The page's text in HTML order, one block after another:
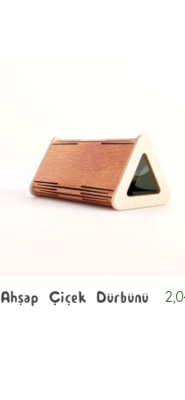
Ahşap Çiçek Dürbünü